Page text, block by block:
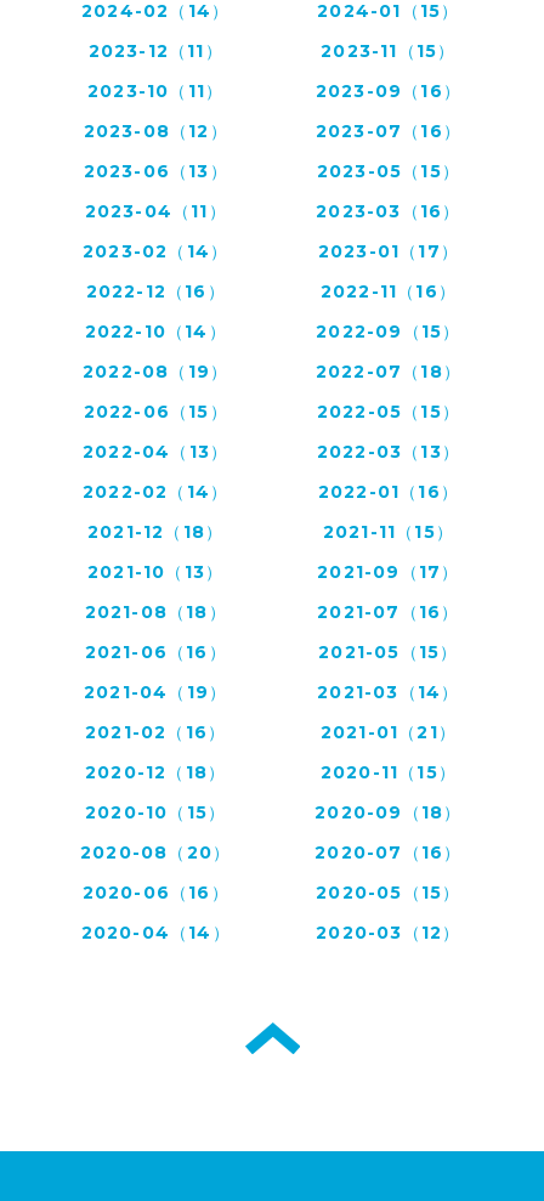
2024-02（14）
2024-01（15）
2023-12（11）
2023-11（15）
2023-10（11）
2023-09（16）
2023-08（12）
2023-07（16）
2023-06（13）
2023-05（15）
2023-04（11）
2023-03（16）
2023-02（14）
2023-01（17）
2022-12（16）
2022-11（16）
2022-10（14）
2022-09（15）
2022-08（19）
2022-07（18）
2022-06（15）
2022-05（15）
2022-04（13）
2022-03（13）
2022-02（14）
2022-01（16）
2021-12（18）
2021-11（15）
2021-10（13）
2021-09（17）
2021-08（18）
2021-07（16）
2021-06（16）
2021-05（15）
2021-04（19）
2021-03（14）
2021-02（16）
2021-01（21）
2020-12（18）
2020-11（15）
2020-10（15）
2020-09（18）
2020-08（20）
2020-07（16）
2020-06（16）
2020-05（15）
2020-04（14）
2020-03（12）